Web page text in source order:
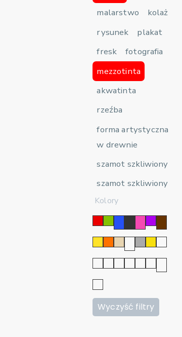
malarstwo
kolaż
rysunek
plakat
fresk
fotografia
mezzotinta
akwatinta
rzeźba
forma artystyczna
w drewnie
szamot szkliwiony
szamot szkliwiony
Kolory
Wyczyść filtry